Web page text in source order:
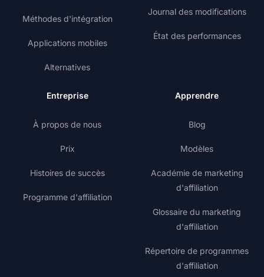
Méthodes d'intégration
Applications mobiles
Alternatives
Journal des modifications
État des performances
Entreprise
À propos de nous
Prix
Histoires de succès
Programme d'affiliation
Apprendre
Blog
Modèles
Académie de marketing
d'affiliation
Glossaire du marketing
d'affiliation
Répertoire de programmes
d'affiliation